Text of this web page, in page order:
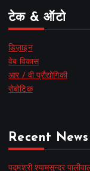
टेक & ऑटो
डिज़ाइन
वेब विकास
आर / वी प्रौद्योगिकी
रोबोटिक
Recent News
पद्मश्री श्यामसुन्दर